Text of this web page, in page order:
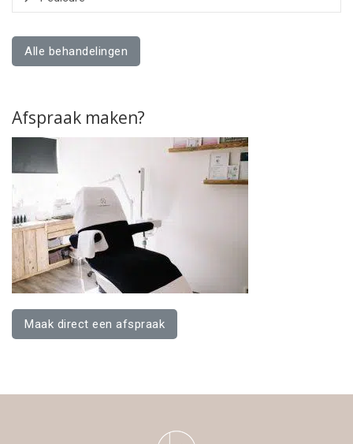
Alle behandelingen
Afspraak maken?
Maak direct een afspraak